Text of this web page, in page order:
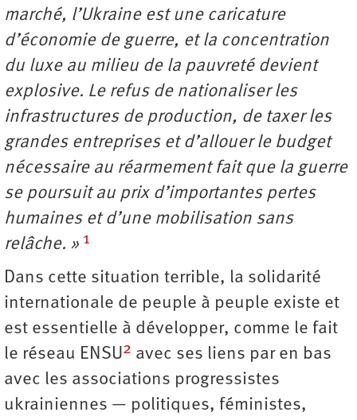
marché, l’Ukraine est une caricature
d’économie de guerre, et la concentration
du luxe au milieu de la pauvreté devient
explosive. Le refus de nationaliser les
infrastructures de production, de taxer les
grandes entreprises et d’allouer le budget
nécessaire au réarmement fait que la guerre
se poursuit au prix d’importantes pertes
humaines et d’une mobilisation sans
relâche. » 1
Dans cette situation terrible, la solidarité
internationale de peuple à peuple existe et
est essentielle à développer, comme le fait
le réseau ENSU2 avec ses liens par en bas
avec les associations progressistes
ukrainiennes — politiques, féministes,